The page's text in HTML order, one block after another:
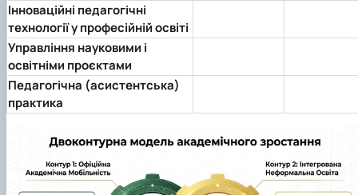
Інноваційні педагогічні
технології у професійній освіті
Управління науковими і
освітніми проєктами
Педагогічна (асистентська)
практика